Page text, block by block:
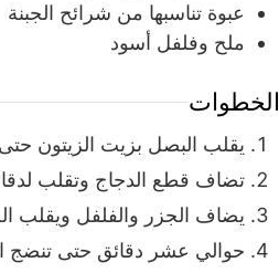
عبوة تناسبها من شرائح الجبنة
ملح وفلفل أسود
الخطوات
يقلب البصل بزيت الزيتون
تضاف قطع الدجاج وتقلب
يضاف الجزر والفلفل ويقلب
حوالي عشر دقائق حتى تنضج